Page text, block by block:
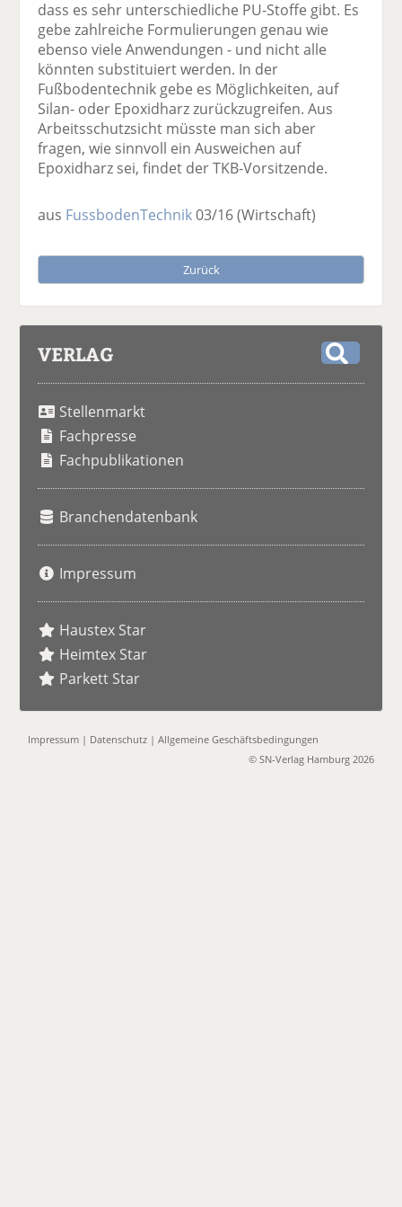
dass es sehr unterschiedliche PU-Stoffe gibt. Es
gebe zahlreiche Formulierungen genau wie
ebenso viele Anwendungen - und nicht alle
könnten substituiert werden. In der
Fußbodentechnik gebe es Möglichkeiten, auf
Silan- oder Epoxidharz zurückzugreifen. Aus
Arbeitsschutzsicht müsste man sich aber
fragen, wie sinnvoll ein Ausweichen auf
Epoxidharz sei, findet der TKB-Vorsitzende.
aus FussbodenTechnik03/16(Wirtschaft)
Zurück
VERLAG
Stellenmarkt
Fachpresse
Fachpublikationen
Branchendatenbank
Impressum
Haustex Star
Heimtex Star
Parkett Star
Impressum | Datenschutz |Allgemeine Geschäftsbedingungen
© SN-Verlag Hamburg 2026